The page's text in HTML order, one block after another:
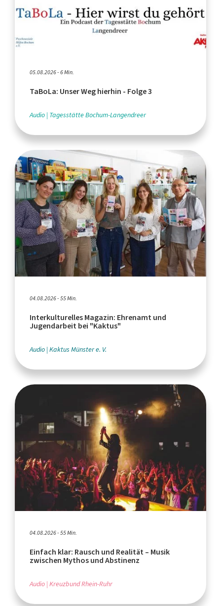
05.08.2026 - 6 Min.
TaBoLa: Unser Weg hierhin - Folge 3
Audio Tagesstätte Bochum-Langendreer
04.08.2026 - 55 Min.
Interkulturelles Magazin: Ehrenamt und
Jugendarbeit bei "Kaktus"
Audio Kaktus Münster e. V.
04.08.2026 - 55 Min.
Einfach klar: Rausch und Realität – Musik
zwischen Mythos und Abstinenz
Audio Kreuzbund Rhein-Ruhr